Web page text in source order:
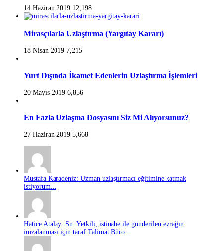
14 Haziran 2019 12,198
Mirasçılarla Uzlaştırma (Yargıtay Kararı)
18 Nisan 2019 7,215
Yurt Dışında İkamet Edenlerin Uzlaştırma İşlemleri
20 Mayıs 2019 6,856
En Fazla Uzlaşma Dosyasını Siz Mi Alıyorsunuz?
27 Haziran 2019 5,668
Mustafa Karadeniz: Uzman uzlaştırmacı eğitimine katmak
istiyorum...
Hatice Atalay: Sn. Yetkili, istinabe ile gönderilen evrağın
imzalanması için taraf Talimat Büro...